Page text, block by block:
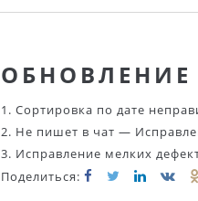
ОБНОВЛЕНИЕ
1. Сортировка по дате
2. Не пишет в чат —
3. Исправление мелких
Поделиться: